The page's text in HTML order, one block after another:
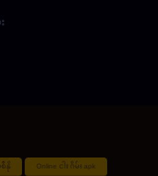
စီနို Online ငါး ဂိမ်း apk